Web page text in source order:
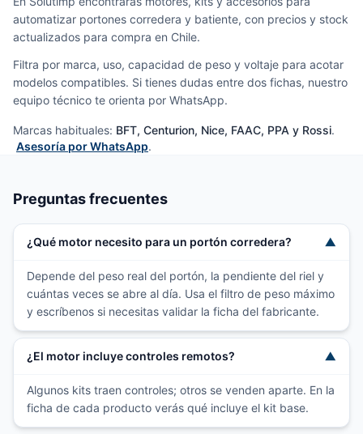
automatizar portones corredera y batiente, con precios y stock
actualizados para compra en Chile.
Filtra por marca, uso, capacidad de peso y voltaje para acotar
modelos compatibles. Si tienes dudas entre dos fichas, nuestro
equipo técnico te orienta por WhatsApp.
Marcas habituales: BFT, Centurion, Nice, FAAC, PPA y Rossi.
Asesoría por WhatsApp.
Preguntas frecuentes
¿Qué motor necesito para un portón corredera? ▼
Depende del peso real del portón, la pendiente del riel y
cuántas veces se abre al día. Usa el filtro de peso máximo
y escríbenos si necesitas validar la ficha del fabricante.
¿El motor incluye controles remotos? ▼
Algunos kits traen controles; otros se venden aparte. En la
ficha de cada producto verás qué incluye el kit base.